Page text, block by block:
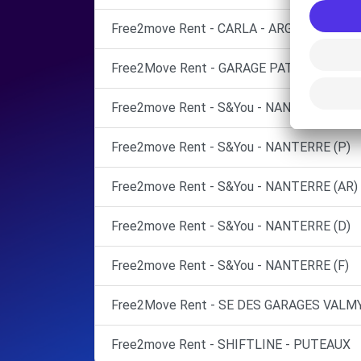
Free2move Rent - CARLA - ARGENTEUIL
Free2Move Rent - GARAGE PATRICK
Free2move Rent - S&You - NANTERRE (C)
Free2move Rent - S&You - NANTERRE (P)
Free2move Rent - S&You - NANTERRE (AR)
Free2move Rent - S&You - NANTERRE (D)
Free2move Rent - S&You - NANTERRE (F)
Free2Move Rent - SE DES GARAGES
Free2move Rent - SHIFTLINE - PUTEAUX